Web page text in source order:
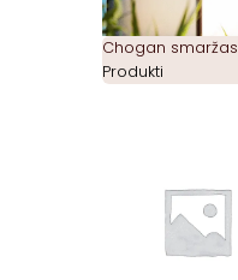
Chogan smaržas
Produkti